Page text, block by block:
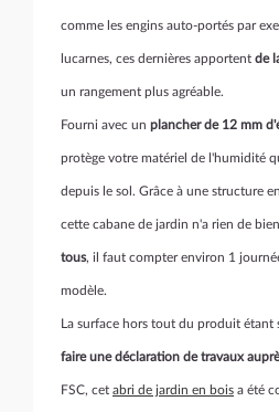
comme les engins auto-portés par
lucarnes, ces dernières apportent de
un rangement plus agréable.
Fourni avec un plancher de 12 mm
protège votre matériel de l'humidité
depuis le sol. Grâce à une structure
cette cabane de jardin n'a rien de
tous, il faut compter environ 1
modèle.
La surface hors tout du produit étant
faire une déclaration de travaux
FSC, cet abri de jardin en bois a été